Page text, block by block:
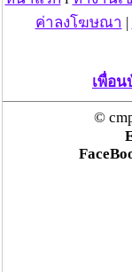
แม่สะเรียง
“ลาว” ส่ง
เชียงของ
เอี่ยวแก๊งค
“ตรีนุช” เ
ค่าลงโฆษณา
เพื่อน
©